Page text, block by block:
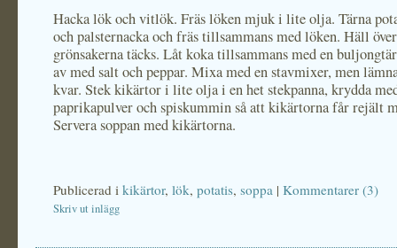
Hacka lök och vitlök. Fräs löken mjuk i lite olja. Tärna
och palsternacka och fräs tillsammans med löken. Häll
grönsakerna täcks. Låt koka tillsammans med en
av med salt och peppar. Mixa med en stavmixer, men
kvar. Stek kikärtor i lite olja i en het stekpanna, krydda
paprikapulver och spiskummin så att kikärtorna får rejält
Servera soppan med kikärtorna.
Publicerad i kikärtor, lök, potatis, soppa | Kommentarer (3)
Skriv ut inlägg